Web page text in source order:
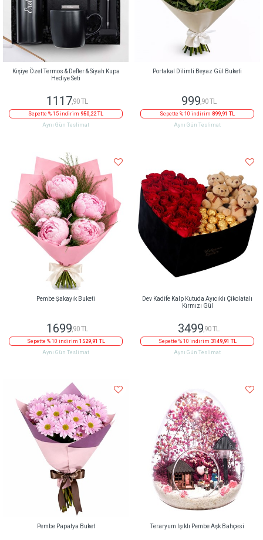
Kişiye Özel Termos & Defter & Siyah Kupa
Hediye Seti
1117,90 TL
Sepette % 15 indirim 950,22 TL
Aynı Gün Teslimat
Portakal Dilimli Beyaz Gül Buketi
999,90 TL
Sepette % 10 indirim 899,91 TL
Aynı Gün Teslimat
Pembe Şakayık Buketi
1699,90 TL
Sepette % 10 indirim 1529,91 TL
Aynı Gün Teslimat
Dev Kadife Kalp Kutuda Ayıcıklı Çikolatalı
Kırmızı Gül
3499,90 TL
Sepette % 10 indirim 3149,91 TL
Aynı Gün Teslimat
Pembe Papatya Buket Teraryum Işıklı Pembe Aşk Bahçesi